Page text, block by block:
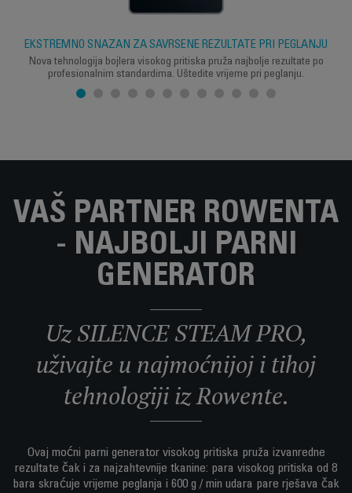
EKSTREMNO SNAŽAN ZA SAVRŠENE REZULTATE PRI PEGLANJU
Nova tehnologija bojlera visokog pritiska pruža najbolje rezultate po
profesionalnim standardima. Uštedite vrijeme pri peglanju.
VAŠ PARTNER ROWENTA
- NAJBOLJI PARNI
GENERATOR
Uz SILENCE STEAM PRO,
uživajte u najmoćnijoj i tihoj
tehnologiji iz Rowente.
Ovaj moćni parni generator visokog pritiska pruža izvanredne
rezultate čak i za najzahtevnije tkanine: para visokog pritiska od 8
bara skraćuje vrijeme peglanja i 600 g / min udara pare rješava čak